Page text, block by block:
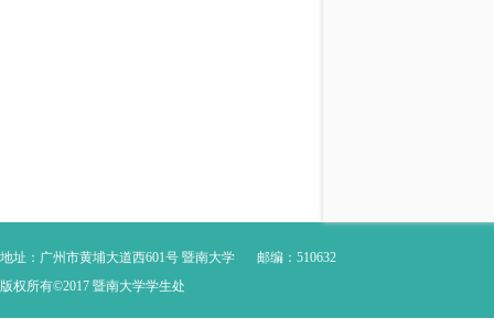
地址：广州市黄埔大道西601号 暨南大学
邮编：510632
版权所有©2017 暨南大学学生处